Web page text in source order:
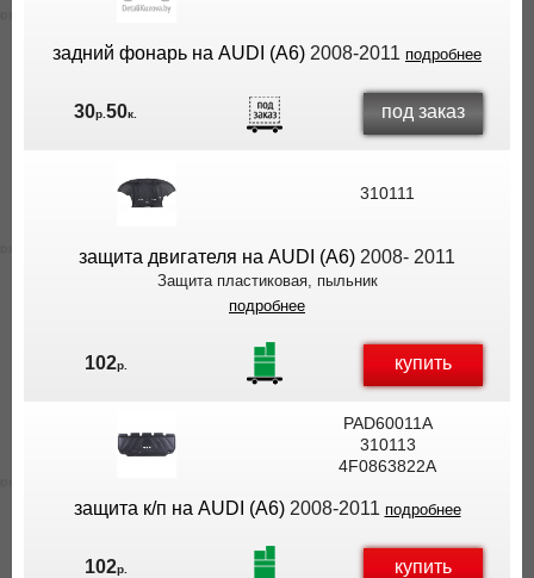
задний фонарь на AUDI (A6) 2008-2011 подробнее
30р.50к. под заказ
310111
защита двигателя на AUDI (A6) 2008- 2011
Защита пластиковая, пыльник
подробнее
102р. купить
PAD60011A
310113
4F0863822A
защита к/п на AUDI (A6)2008-2011 подробнее
102р. купить